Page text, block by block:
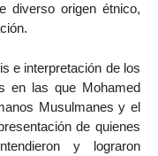
diverso origen étnico,
e interpretación de los
en las que Mohamed
Musulmanes y el
de quienes
y lograron